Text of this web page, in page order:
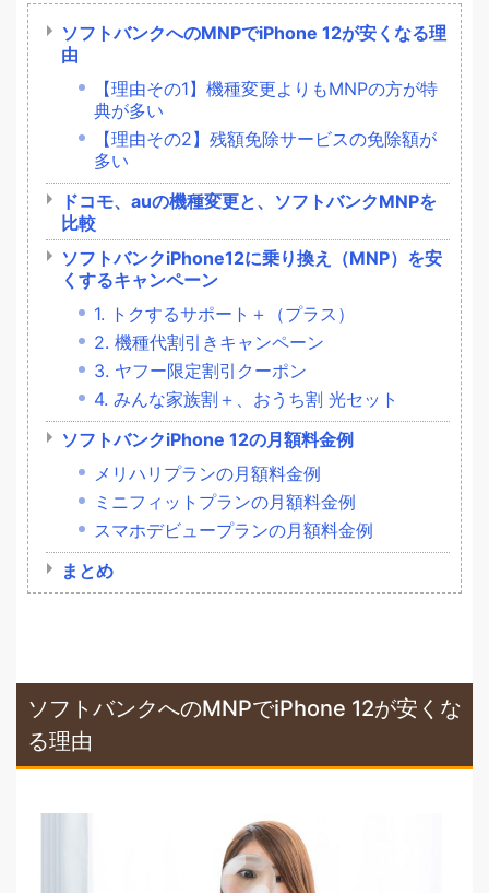
ソフトバンクへのMNPでiPhone 12が安くなる理
由
【理由その1】機種変更よりもMNPの方が特
典が多い
【理由その2】残額免除サービスの免除額が
多い
ドコモ、auの機種変更と、ソフトバンクMNPを
比較
ソフトバンクiPhone12に乗り換え（MNP）を安
くするキャンペーン
1. トクするサポート＋（プラス）
2. 機種代割引きキャンペーン
3. ヤフー限定割引クーポン
4. みんな家族割＋、おうち割 光セット
ソフトバンクiPhone 12の月額料金例
メリハリプランの月額料金例
ミニフィットプランの月額料金例
スマホデビュープランの月額料金例
まとめ
ソフトバンクへのMNPでiPhone 12が安くな
る理由